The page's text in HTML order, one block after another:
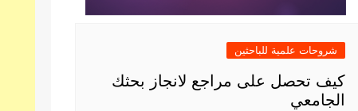
شروحات علمية للباحثين
كيف تحصل على مراجع لانجاز بحثك
الجامعي